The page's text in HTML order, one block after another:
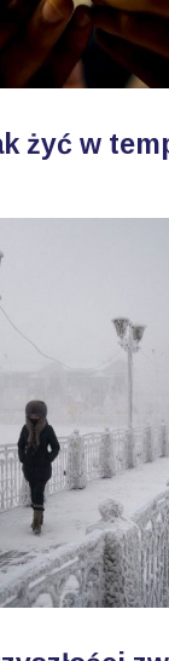
żyć w